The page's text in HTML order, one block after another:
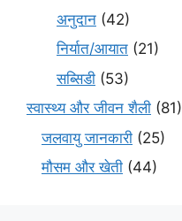
अनुदान (42)
निर्यात/आयात (21)
सब्सिडी (53)
स्वास्थ्य और जीवन शैली (81)
जलवायु जानकारी (25)
मौसम और खेती (44)